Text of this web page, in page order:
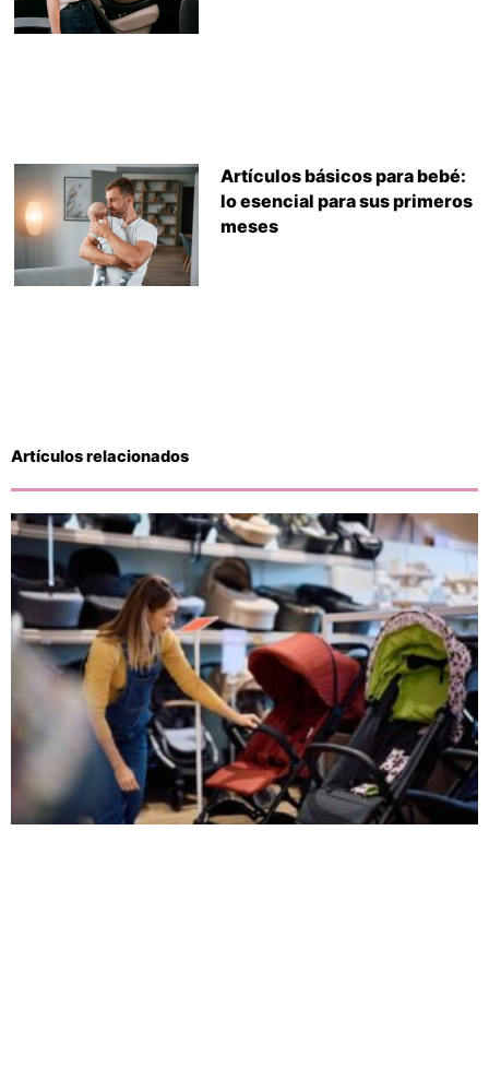
Artículos básicos para bebé:
lo esencial para sus primeros
meses
Artículos relacionados